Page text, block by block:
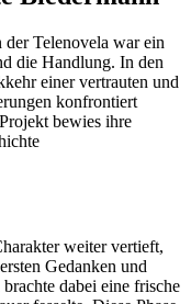
Telenovela war ein
die Handlung. In den
einer vertrauten und
konfrontiert
bewies ihre
weiter vertieft,
Gedanken und
dabei eine frische